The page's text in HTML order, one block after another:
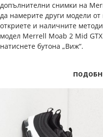
допълнителни снимки на
да намерите други модели
откриете и наличните
модел Merrell Moab 2 Mid
натиснете бутона „Виж“.